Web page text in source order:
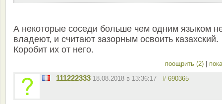
А некоторые соседи больше чем одним языком
владеют, и считают зазорным освоить казахский.
Коробит их от него.
поощрить (2)
111222333 18.08.2018 в 13:36:17 # 690365